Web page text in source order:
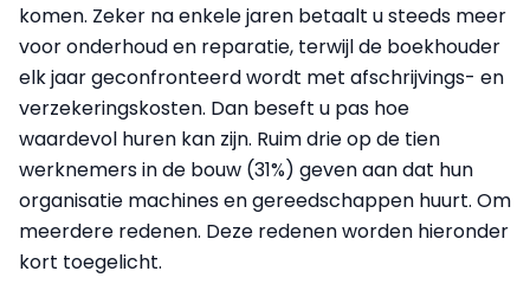
komen. Zeker na enkele jaren betaalt u steeds meer
voor onderhoud en reparatie, terwijl de boekhouder
elk jaar geconfronteerd wordt met afschrijvings- en
verzekeringskosten. Dan beseft u pas hoe
waardevol huren kan zijn. Ruim drie op de tien
werknemers in de bouw (31%) geven aan dat hun
organisatie machines en gereedschappen huurt. Om
meerdere redenen. Deze redenen worden hieronder
kort toegelicht.